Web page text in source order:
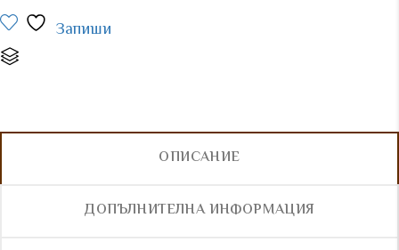
Запиши
ОПИСАНИЕ
ДОПЪЛНИТЕЛНА ИНФОРМАЦИЯ